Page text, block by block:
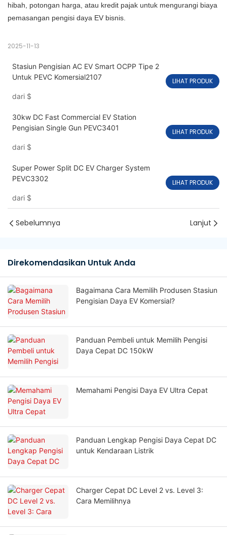
hibah, potongan harga, atau kredit pajak untuk mengurangi biaya
pemasangan pengisi daya EV bisnis.
2025-11-13
Stasiun Pengisian AC EV Smart OCPP Tipe 2
Untuk PEVC Komersial2107
dari $
LIHAT PRODUK
30kw DC Fast Commercial EV Station
Pengisian Single Gun PEVC3401
dari $
LIHAT PRODUK
Super Power Split DC EV Charger System
PEVC3302
dari $
LIHAT PRODUK
Sebelumnya Lanjut
Direkomendasikan Untuk Anda
Bagaimana Cara Memilih Produsen Stasiun
Pengisian Daya EV Komersial?
Panduan Pembeli untuk Memilih Pengisi
Daya Cepat DC 150kW
Memahami Pengisi Daya EV Ultra Cepat
Panduan Lengkap Pengisi Daya Cepat DC
untuk Kendaraan Listrik
Charger Cepat DC Level 2 vs. Level 3:
Cara Memilihnya